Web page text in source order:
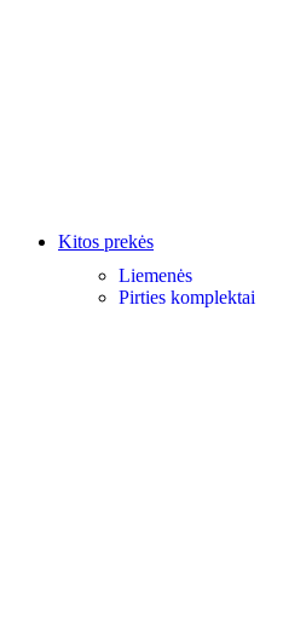
Kitos prekės
Liemenės
Pirties komplektai